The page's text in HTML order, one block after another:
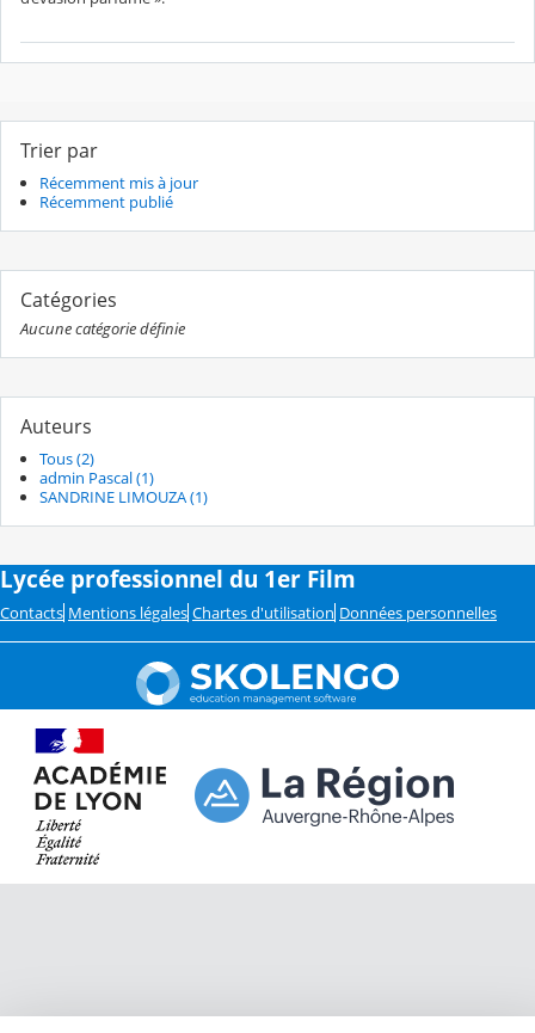
Trier par
Récemment mis à jour
Récemment publié
Catégories
Aucune catégorie définie
Auteurs
Tous (2)
admin Pascal (1)
SANDRINE LIMOUZA (1)
Lycée professionnel du 1er Film
Contacts Mentions légales Chartes d'utilisation Données personnelles